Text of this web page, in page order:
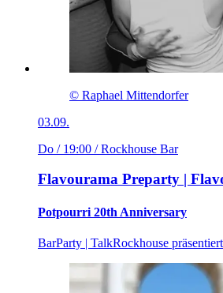
© Raphael Mittendorfer
03.09.
Do / 19:00 / Rockhouse Bar
Flavourama Preparty |
Potpourri 20th Anniversary
BarParty | TalkRockhouse präsentiert